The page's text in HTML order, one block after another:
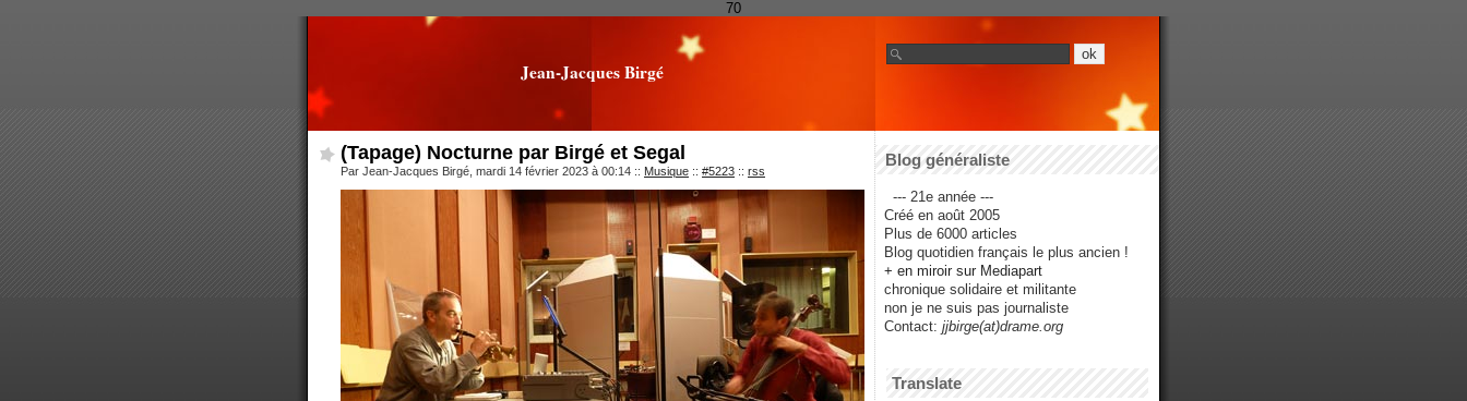
70
Jean-Jacques Birgé
(Tapage) Nocturne par Birgé et Segal
Par Jean-Jacques Birgé, mardi 14 février 2023 à 00:14 :: Musique :: #5223 :: rss
Blog généraliste
--- 21e année ---
Créé en août 2005
Plus de 6000 articles
Blog quotidien français le plus ancien !
+ en miroir sur Mediapart
chronique solidaire et militante
non je ne suis pas journaliste
Contact: jjbirge(at)drame.org
Translate